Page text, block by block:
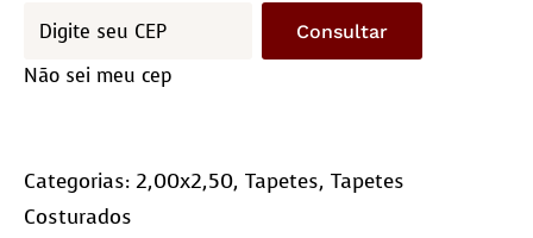
Quadriculado
quantidade
Consultar
Não sei meu cep
Categorias: 2,00x2,50, Tapetes, Tapetes
Costurados